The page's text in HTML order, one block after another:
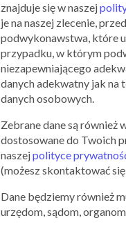
znajduje się w naszej
je na naszej zlecenie,
podwykonawstwa, które
przypadku, w którym
niezapewniającego
danych adekwatny jak na
danych osobowych.
Zebrane dane są również
dostosowane do Twoich
naszejpolityce
(możesz skontaktować
Dane będziemy również
urzędom, sądom,